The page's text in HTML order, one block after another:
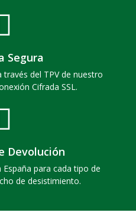
Segura
del TPV de nuestro
Cifrada SSL.
Devolución
para cada tipo de
de desistimiento.